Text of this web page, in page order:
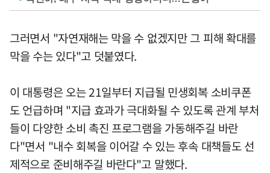
그러면서 "자연재해는 막을 수 없겠지만 그 피해 확대를
막을 수는 있다"고 덧붙였다.
이 대통령은 오는 21일부터 지급될 민생회복 소비쿠폰
도 언급하며 "지급 효과가 극대화될 수 있도록 관계 부처
들이 다양한 소비 촉진 프로그램을 가동해주길 바란
다"면서 "내수 회복을 이어갈 수 있는 후속 대책들도 선
제적으로 준비해주길 바란다"고 말했다.